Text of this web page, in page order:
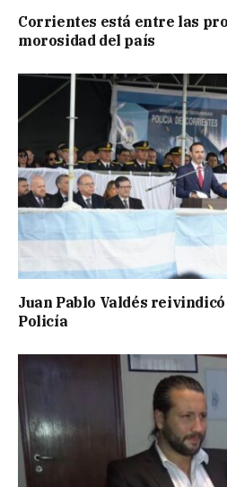
Corrientes está entre las
morosidad del país
Juan Pablo Valdés
Policía